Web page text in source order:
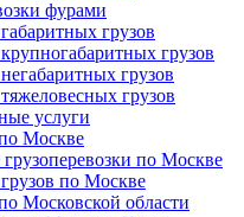
фурами
грузов
грузов
грузов
грузов
услуги
Москве
по Москве
по Москве
Московской области